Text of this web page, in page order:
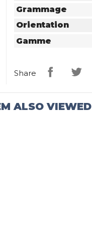
Grammage
Orientation
Gamme
Share
ALSO VIEWED